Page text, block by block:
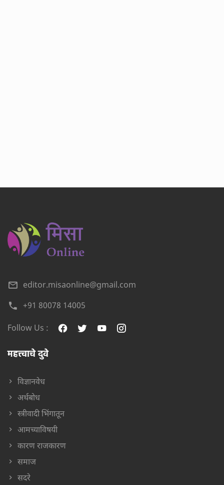
editor.misaonline@gmail.com
+91 80078 14005
Follow Us :
महत्त्वाचे दुवे
विज्ञानवेध
अर्थबोध
स्त्रीवादी भिंगातून
आमच्याविषयी
कारण राजकारण
समाज
सदरे